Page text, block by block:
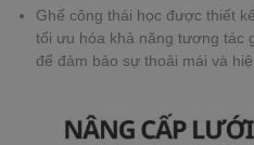
Ghế công thái học được thiết
tối ưu hóa khả năng tương tác
để đảm bảo sự thoải mái và